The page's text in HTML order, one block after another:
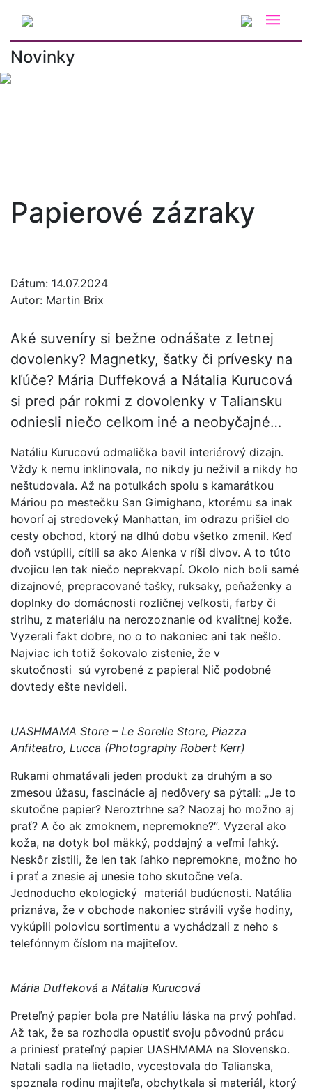
Novinky
Papierové zázraky
Dátum: 14.07.2024
Autor: Martin Brix
Aké suveníry si bežne odnášate z letnej
dovolenky? Magnetky, šatky či prívesky na
kľúče? Mária Duffeková a Nátalia Kurucová
si pred pár rokmi z dovolenky v Taliansku
odniesli niečo celkom iné a neobyčajné…
Natáliu Kurucovú odmalička bavil interiérový dizajn.
Vždy k nemu inklinovala, no nikdy ju neživil a nikdy ho
neštudovala. Až na potulkách spolu s kamarátkou
Máriou po mestečku San Gimighano, ktorému sa inak
hovorí aj stredoveký Manhattan, im odrazu prišiel do
cesty obchod, ktorý na dlhú dobu všetko zmenil. Keď
doň vstúpili, cítili sa ako Alenka v ríši divov. A to túto
dvojicu len tak niečo neprekvapí. Okolo nich boli samé
dizajnové, prepracované tašky, ruksaky, peňaženky a
doplnky do domácnosti rozličnej veľkosti, farby či
strihu, z materiálu na nerozoznanie od kvalitnej kože.
Vyzerali fakt dobre, no o to nakoniec ani tak nešlo.
Najviac ich totiž šokovalo zistenie, že v
skutočnosti sú vyrobené z papiera! Nič podobné
dovtedy ešte nevideli.
UASHMAMA Store – Le Sorelle Store, Piazza
Anfiteatro, Lucca (Photography Robert Kerr)
Rukami ohmatávali jeden produkt za druhým a so
zmesou úžasu, fascinácie aj nedôvery sa pýtali: „Je to
skutočne papier? Neroztrhne sa? Naozaj ho možno aj
prať? A čo ak zmoknem, nepremokne?“. Vyzeral ako
koža, na dotyk bol mäkký, poddajný a veľmi ľahký.
Neskôr zistili, že len tak ľahko nepremokne, možno ho
i prať a znesie aj unesie toho skutočne veľa.
Jednoducho ekologický materiál budúcnosti. Natália
priznáva, že v obchode nakoniec strávili vyše hodiny,
vykúpili polovicu sortimentu a vychádzali z neho s
telefónnym číslom na majiteľov.
Mária Duffeková a Nátalia Kurucová
Preteľný papier bola pre Natáliu láska na prvý pohľad.
Až tak, že sa rozhodla opustiť svoju pôvodnú prácu
a priniesť prateľný papier UASHMAMA na Slovensko.
Natali sadla na lietadlo, vycestovala do Talianska,
spoznala rodinu majiteľa, obchytkala si materiál, ktorý